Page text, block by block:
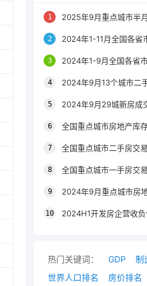
2025年9月重点城市半月
2024年1-11月全国各省市
2024年1-9月全国各省
2024年9月13个城市二
2024年9月29城新房成
全国重点城市房地产库
全国重点城市二手房交
全国重点城市一手房交
2024年9月重点城市房地产
2024H1开发房企营收负债
热门关键词： GDP
制
世界人口排名
房价排名